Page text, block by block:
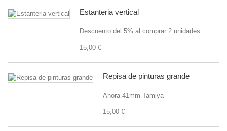
Estanteria vertical
Descuento del 5% al comprar 2 unidades.
15,00 €
Repisa de pinturas grande
Ahora 41mm Tamiya
15,00 €